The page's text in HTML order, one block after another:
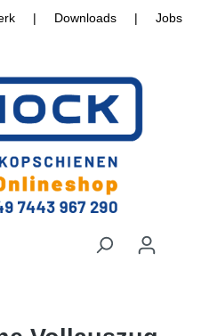
| Downloads | Jobs